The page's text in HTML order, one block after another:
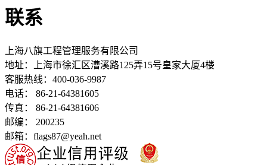
联系
上海八旗工程管理服务有限公司
地址：
上海市徐汇区漕溪路125弄15号皇家大厦4楼
客服热线：400-036-9987
电话： 86-21-64381605
传真： 86-21-64381606
邮编： 200235
邮箱：flags87@yeah.net